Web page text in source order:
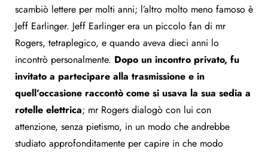
scambiò lettere per molti anni; l’altro molto meno famoso è
Jeff Earlinger. Jeff Earlinger era un piccolo fan di mr
Rogers, tetraplegico, e quando aveva dieci anni lo
incontrò personalmente. Dopo un incontro privato, fu
invitato a partecipare alla trasmissione e in
quell’occasione raccontò come si usava la sua sedia a
rotelle elettrica; mr Rogers dialogò con lui con
attenzione, senza pietismo, in un modo che andrebbe
studiato approfonditamente per capire in che modo